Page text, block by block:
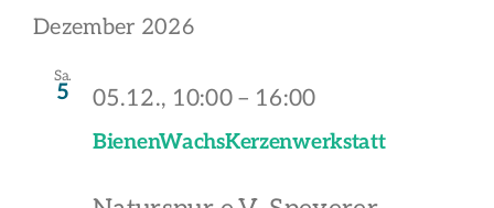
Dezember 2026
Sa.
5
BienenWachsKerzenwerkstatt
05.12., 10:00 – 16:00